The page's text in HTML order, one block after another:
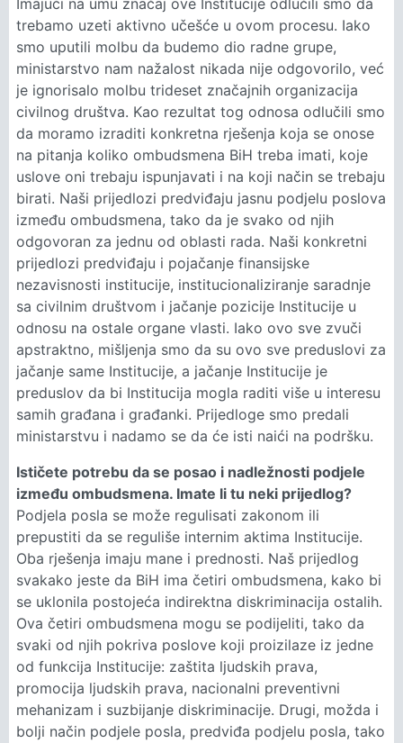
Imajući na umu značaj ove Institucije odlučili smo da
trebamo uzeti aktivno učešće u ovom procesu. Iako
smo uputili molbu da budemo dio radne grupe,
ministarstvo nam nažalost nikada nije odgovorilo, već
je ignorisalo molbu trideset značajnih organizacija
civilnog društva. Kao rezultat tog odnosa odlučili smo
da moramo izraditi konkretna rješenja koja se onose
na pitanja koliko ombudsmena BiH treba imati, koje
uslove oni trebaju ispunjavati i na koji način se trebaju
birati. Naši prijedlozi predviđaju jasnu podjelu poslova
između ombudsmena, tako da je svako od njih
odgovoran za jednu od oblasti rada. Naši konkretni
prijedlozi predviđaju i pojačanje finansijske
nezavisnosti institucije, institucionaliziranje saradnje
sa civilnim društvom i jačanje pozicije Institucije u
odnosu na ostale organe vlasti. Iako ovo sve zvuči
apstraktno, mišljenja smo da su ovo sve preduslovi za
jačanje same Institucije, a jačanje Institucije je
preduslov da bi Institucija mogla raditi više u interesu
samih građana i građanki. Prijedloge smo predali
ministarstvu i nadamo se da će isti naići na podršku.
Ističete potrebu da se posao i nadležnosti podjele
između ombudsmena. Imate li tu neki prijedlog?
Podjela posla se može regulisati zakonom ili
prepustiti da se reguliše internim aktima Institucije.
Oba rješenja imaju mane i prednosti. Naš prijedlog
svakako jeste da BiH ima četiri ombudsmena, kako bi
se uklonila postojeća indirektna diskriminacija ostalih.
Ova četiri ombudsmena mogu se podijeliti, tako da
svaki od njih pokriva poslove koji proizilaze iz jedne
od funkcija Institucije: zaštita ljudskih prava,
promocija ljudskih prava, nacionalni preventivni
mehanizam i suzbijanje diskriminacije. Drugi, možda i
bolji način podjele posla, predviđa podjelu posla, tako